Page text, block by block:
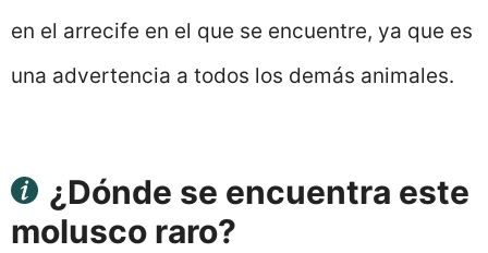
en el arrecife en el que se encuentre, ya que es
una advertencia a todos los demás animales.
¿Dónde se encuentra este
molusco raro?